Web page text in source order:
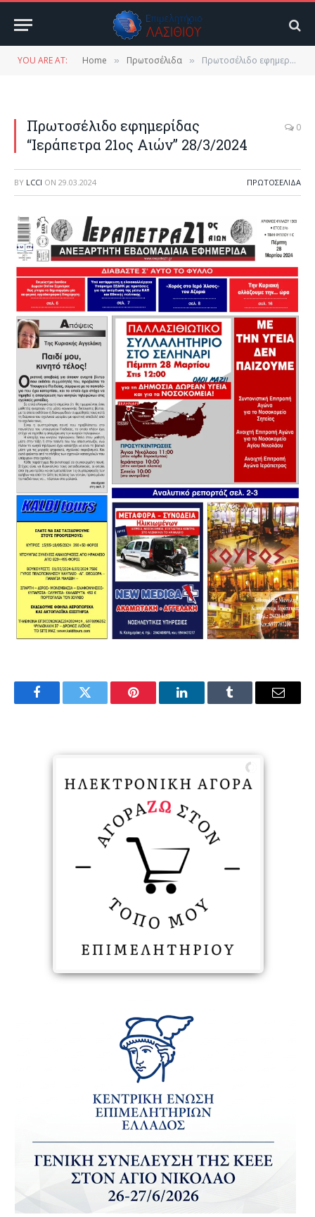
YOU ARE AT: Home » Πρωτοσέλιδα » Πρωτοσέλιδο εφημερίδας “Ιεράπετρα 21ος Αιών” 28/3/2024
Πρωτοσέλιδο εφημερίδας
“Ιεράπετρα 21ος Αιών” 28/3/2024
0
BY LCCI ON 29.03.2024 ΠΡΩΤΟΣΈΛΙΔΑ
FacebookTwitter Pinterest LinkedInTumblr Email